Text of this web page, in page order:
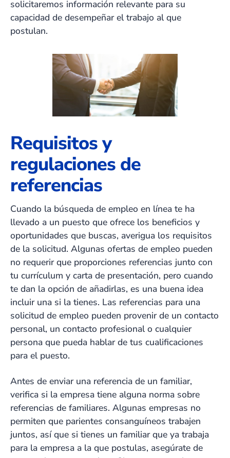
solicitaremos información relevante para su
capacidad de desempeñar el trabajo al que
postulan.
Requisitos y
regulaciones de
referencias
Cuando la búsqueda de empleo en línea te ha
llevado a un puesto que ofrece los beneficios y
oportunidades que buscas, averigua los requisitos
de la solicitud. Algunas ofertas de empleo pueden
no requerir que proporciones referencias junto con
tu currículum y carta de presentación, pero cuando
te dan la opción de añadirlas, es una buena idea
incluir una si la tienes. Las referencias para una
solicitud de empleo pueden provenir de un contacto
personal, un contacto profesional o cualquier
persona que pueda hablar de tus cualificaciones
para el puesto.
Antes de enviar una referencia de un familiar,
verifica si la empresa tiene alguna norma sobre
referencias de familiares. Algunas empresas no
permiten que parientes consanguíneos trabajen
juntos, así que si tienes un familiar que ya trabaja
para la empresa a la que postulas, asegúrate de